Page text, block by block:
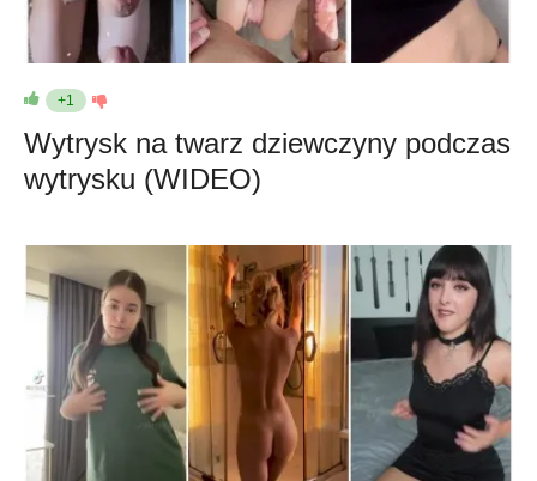
+1
Wytrysk na twarz dziewczyny podczas
wytrysku (WIDEO)